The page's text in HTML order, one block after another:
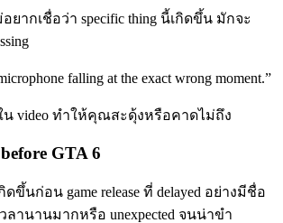
ยากเชื่อว่า specific thing นี้เกิดขึ้น มักจะ
falling at the exact wrong moment.”
น video ทำให้คุณสะดุ้งหรือคาดไม่ถึง
GTA 6
ดขึ้นก่อน game release ที่ delayed อย่างมีชื่อ
ลานานมากหรือ unexpected จนน่าขำ